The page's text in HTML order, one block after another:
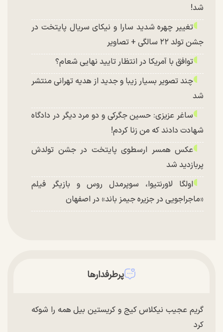
شد!
تغییر چهره شدید سارا و نیکای سریال پایتخت در
جشن تولد ۲۲ سالگی + تصاویر
توافق با آمریکا در انتظار تایید نهایی شعام؟
چند تصویر بسیار زیبا و جدید از هدیه تهرانی منتشر
شد
ساغر عزیزی: حسین جگرکی و دو مرد دیگر در دادگاه
شهادت دادند که من زنا کردم!
عکس همسر ارسطوی پایتخت در جشن تولدش
پربازدید شد
اولگا لاورنتیوا، سوپرمدل روس و بازیگر فیلم
«ماجراجویی در جزیره جیمز باند» در اصفهان
پرطرفدارها
گریم عجیب نیکلاس کیج و کریستین بیل همه را شوکه
کرد